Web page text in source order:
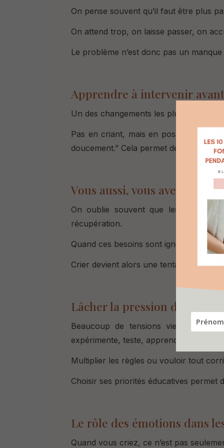
On pense souvent qu’il faut être plus
On attend trop, on laisse passer, on
Le problème n’est donc pas un
Apprendre à intervenir
Un des changements les plus puissants
Pas en criant, mais en posant une
doucement.” Cela permet de préserver
Vous aussi, vous avez des
On oublie souvent que les parents
récupération.
Quand ces besoins sont ignorés, le
Crier devient alors une tentative
Lâcher la pression du parent
Beaucoup de tensions viennent
expérimente, teste, apprend et
Multiplier les règles ou vouloir tout
Choisir ses priorités éducatives permet
Le rôle des émotions dans
Quand vous criez, ce n’est pas